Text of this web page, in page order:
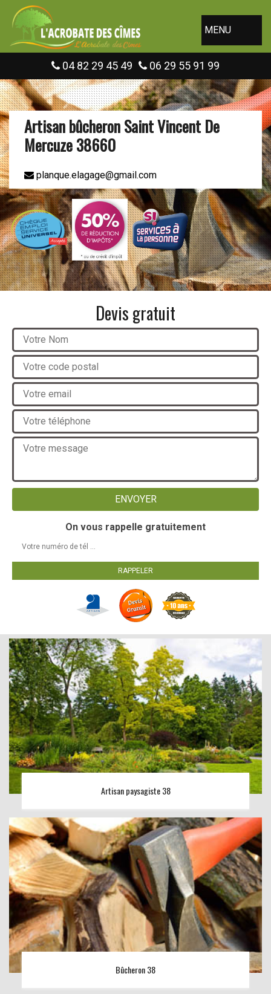
MENU
04 82 29 45 49 06 29 55 91 99
Artisan bûcheron Saint Vincent De
Mercuze 38660
planque.elagage@gmail.com
Devis gratuit
On vous rappelle gratuitement
Artisan paysagiste 38
Bûcheron 38